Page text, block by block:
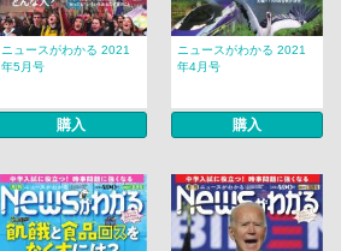
ニュースがわかる 2021
年5月号
購入
ニュースがわかる 2021
年4月号
購入